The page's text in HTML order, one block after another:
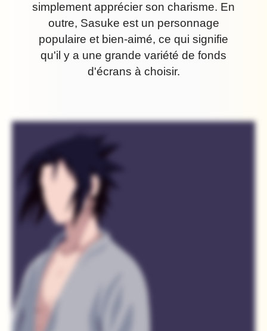
simplement apprécier son charisme. En
outre, Sasuke est un personnage
populaire et bien-aimé, ce qui signifie
qu'il y a une grande variété de fonds
d'écrans à choisir.